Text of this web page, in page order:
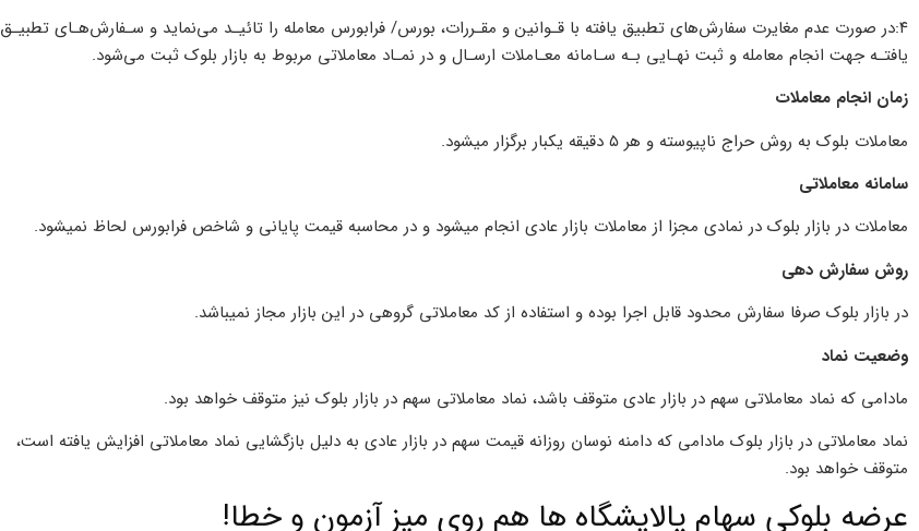
۴:در صورت عدم مغایرت سفارش‌های تطبیق یافته با قـوانین و مقـررات، بورس/ فرابورس معامله را تائیـد می‌نماید و سـفارش‌هـای تطبیـق
یافتـه جهت انجام معامله و ثبت نهـایی بـه سـامانه معـاملات ارسـال و در نمـاد معاملاتی مربوط به بازار بلوک ثبت می‌شود.
زمان انجام معاملات
معاملات بلوک به روش حراج ناپیوسته و هر ۵ دقیقه یکبار برگزار می­شود.
سامانه معاملاتی
معاملات در بازار بلوک در نمادی مجزا از معاملات بازار عادی انجام می­شود و در محاسبه قیمت پایانی و شاخص فرابورس لحاظ نمی­شود.
روش سفارش دهی
در بازار بلوک صرفا سفارش محدود قابل اجرا بوده و استفاده از کد معاملاتی گروهی در این بازار مجاز نمی­باشد.
وضعیت نماد
مادامی که نماد معاملاتی سهم در بازار عادی متوقف باشد، نماد معاملاتی سهم در بازار بلوک نیز متوقف خواهد بود.
نماد معاملاتی در بازار بلوک مادامی که دامنه نوسان روزانه قیمت سهم در بازار عادی به دلیل بازگشایی نماد معاملاتی افزایش یافته است،
متوقف خواهد بود.
عرضه بلوکی سهام پالایشگاه ها هم روی میز آزمون و خطا!